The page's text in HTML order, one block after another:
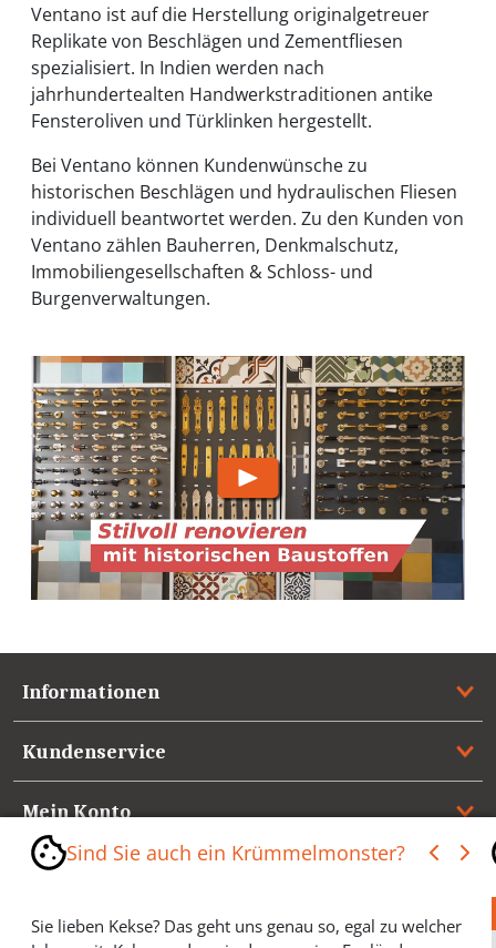
Ventano ist auf die Herstellung originalgetreuer
Replikate von Beschlägen und Zementfliesen
spezialisiert. In Indien werden nach
jahrhundertealten Handwerkstraditionen antike
Fensteroliven und Türklinken hergestellt.
Bei Ventano können Kundenwünsche zu
historischen Beschlägen und hydraulischen Fliesen
individuell beantwortet werden. Zu den Kunden von
Ventano zählen Bauherren, Denkmalschutz,
Immobiliengesellschaften & Schloss- und
Burgenverwaltungen.
Informationen
Kundenservice
Mein Konto
Referenzen
Medienspiegel & Presseinformationen
Sind Sie auch ein Krümmelmonster?
Sie lieben Kekse? Das geht uns genau so, egal zu welcher